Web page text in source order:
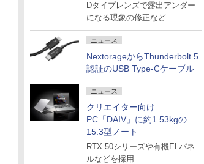
Dタイプレンズで露出アンダー
になる現象の修正など
ニュース
NextorageからThunderbolt 5
認証のUSB Type-Cケーブル
ニュース
クリエイター向け
PC「DAIV」に約1.53kgの
15.3型ノート
RTX 50シリーズや有機ELパネ
ルなどを採用